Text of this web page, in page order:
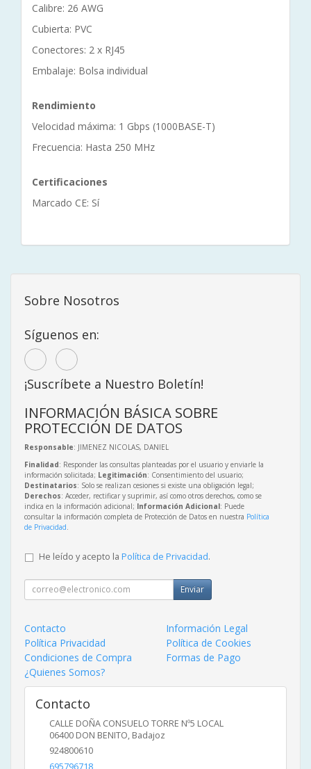
Calibre: 26 AWG
Cubierta: PVC
Conectores: 2 x RJ45
Embalaje: Bolsa individual
Rendimiento
Velocidad máxima: 1 Gbps (1000BASE-T)
Frecuencia: Hasta 250 MHz
Certificaciones
Marcado CE: Sí
Sobre Nosotros
Síguenos en:
¡Suscríbete a Nuestro Boletín!
INFORMACIÓN BÁSICA SOBRE
PROTECCIÓN DE DATOS
Responsable: JIMENEZ NICOLAS, DANIEL
Finalidad: Responder las consultas planteadas por el usuario y enviarle la
información solicitada; Legitimación: Consentimiento del usuario;
Destinatarios: Solo se realizan cesiones si existe una obligación legal;
Derechos: Acceder, rectificar y suprimir, así como otros derechos, como se
indica en la información adicional; Información Adicional: Puede
consultar la información completa de Protección de Datos en nuestra Política
de Privacidad
He leído y acepto la Política de Privacidad.
Enviar
Contacto
Información Legal
Política Privacidad
Política de Cookies
Condiciones de Compra
Formas de Pago
¿Quienes Somos?
Contacto
CALLE DOÑA CONSUELO TORRE Nº5 LOCAL
06400 DON BENITO, Badajoz
924800610
695796718